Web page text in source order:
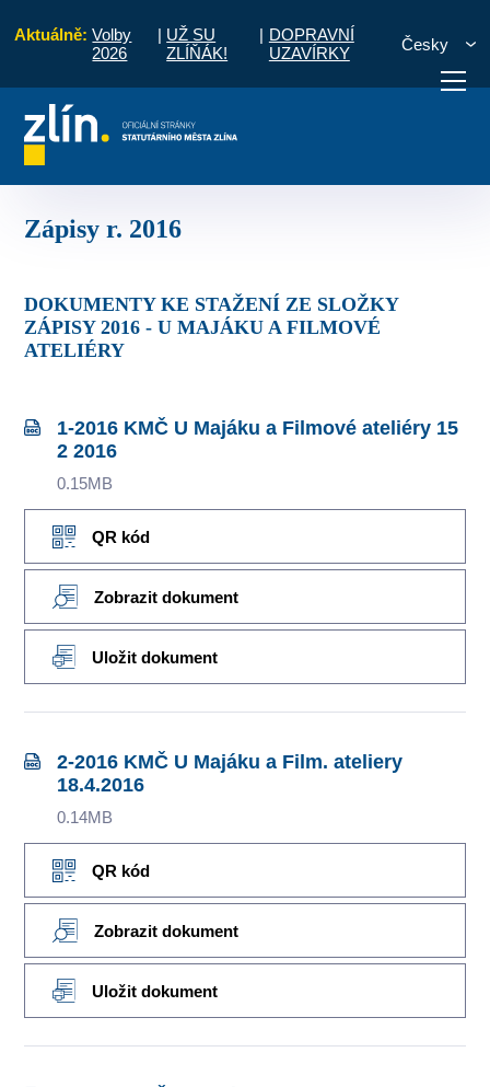
Aktuálně: Volby
2026
| UŽ SU
ZLÍŇÁK!
| DOPRAVNÍ
UZAVÍRKY
Česky
vyřídit
Zápisy r. 2016
DOKUMENTY KE STAŽENÍ ZE SLOŽKY
ZÁPISY 2016 - U MAJÁKU A FILMOVÉ
ATELIÉRY
1-2016 KMČ U Majáku a Filmové ateliéry 15
2 2016
0.15MB
QR kód
Zobrazit dokument
Uložit dokument
2-2016 KMČ U Majáku a Film. ateliery
18.4.2016
0.14MB
QR kód
Zobrazit dokument
Uložit dokument